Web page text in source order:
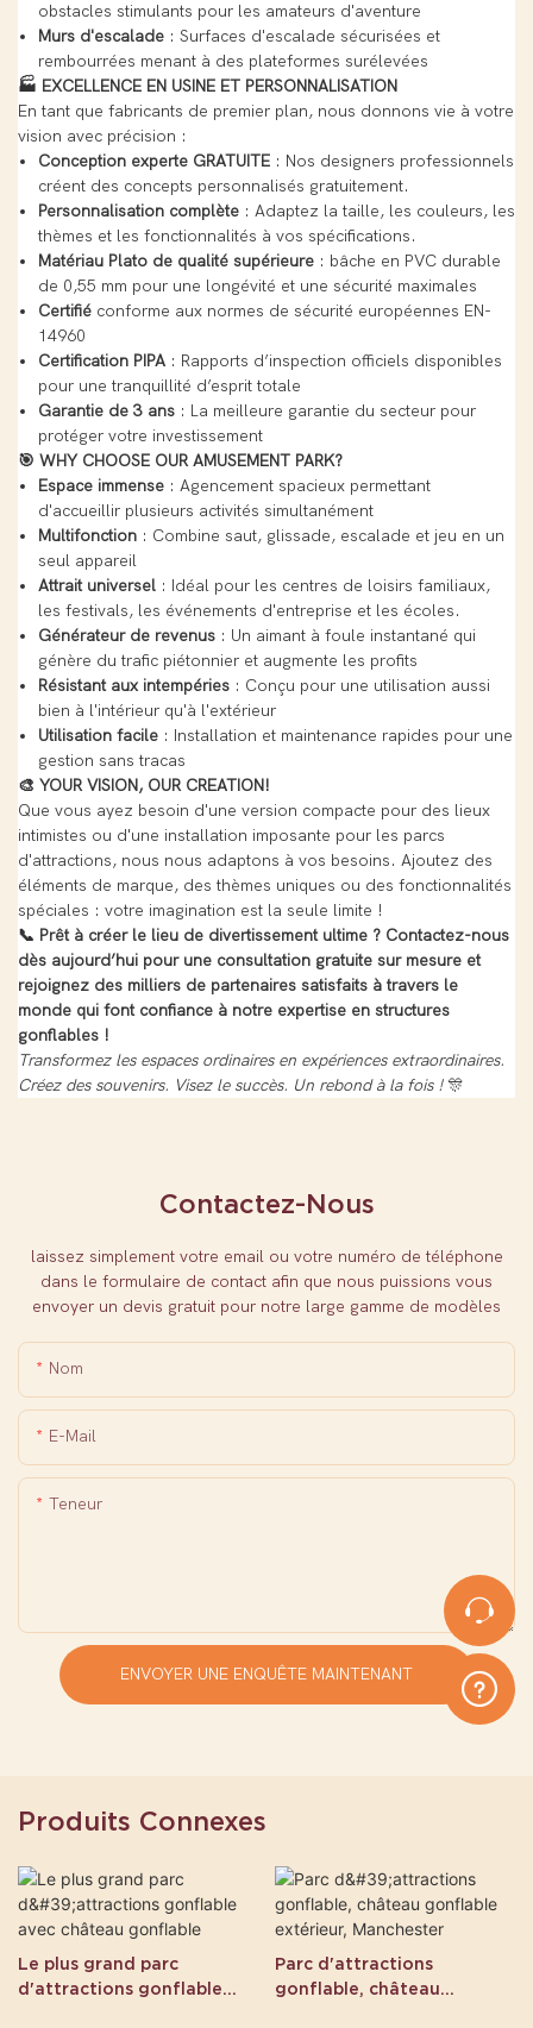
obstacles stimulants pour les amateurs d'aventure
Murs d'escalade: Surfaces d'escalade sécurisées et
rembourrées menant à des plateformes surélevées
🏭 EXCELLENCE EN USINE ET PERSONNALISATION
En tant que fabricants de premier plan, nous donnons vie à votre
vision avec précision :
Conception experte GRATUITE: Nos designers professionnels
créent des concepts personnalisés gratuitement.
Personnalisation complète: Adaptez la taille, les couleurs, les
thèmes et les fonctionnalités à vos spécifications.
Matériau Plato de qualité supérieure: bâche en PVC durable
de 0,55 mm pour une longévité et une sécurité maximales
Certifiéconforme aux normes de sécurité européennes EN-
14960
Certification PIPA: Rapports d’inspection officiels disponibles
pour une tranquillité d’esprit totale
Garantie de 3 ans: La meilleure garantie du secteur pour
protéger votre investissement
🎯 WHY CHOOSE OUR AMUSEMENT PARK?
Espace immense: Agencement spacieux permettant
d'accueillir plusieurs activités simultanément
Multifonction: Combine saut, glissade, escalade et jeu en un
seul appareil
Attrait universel: Idéal pour les centres de loisirs familiaux,
les festivals, les événements d'entreprise et les écoles.
Générateur de revenus: Un aimant à foule instantané qui
génère du trafic piétonnier et augmente les profits
Résistant aux intempéries: Conçu pour une utilisation aussi
bien à l'intérieur qu'à l'extérieur
Utilisation facile: Installation et maintenance rapides pour une
gestion sans tracas
🎨 YOUR VISION, OUR CREATION!
Que vous ayez besoin d'une version compacte pour des lieux
intimistes ou d'une installation imposante pour les parcs
d'attractions, nous nous adaptons à vos besoins. Ajoutez des
éléments de marque, des thèmes uniques ou des fonctionnalités
spéciales : votre imagination est la seule limite !
📞 Prêt à créer le lieu de divertissement ultime ? Contactez-nous
dès aujourd’hui pour une consultation gratuite sur mesure et
rejoignez des milliers de partenaires satisfaits à travers le
monde qui font confiance à notre expertise en structures
gonflables !
Transformez les espaces ordinaires en expériences extraordinaires.
Créez des souvenirs. Visez le succès. Un rebond à la fois !🎊
Contactez-Nous
laissez simplement votre email ou votre numéro de téléphone
dans le formulaire de contact afin que nous puissions vous
envoyer un devis gratuit pour notre large gamme de modèles
Nom
E-Mail
Teneur
ENVOYER UNE ENQUÊTE MAINTENANT
Produits Connexes
Le plus grand parc
d'attractions gonflable
Parc d'attractions
gonflable, château